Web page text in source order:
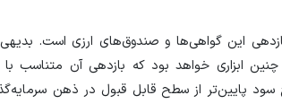
این گواهی‌ها و صندوق‌های ارزی است. بدیهی
ابزاری خواهد بود که بازدهی آن متناسب با
سود پایین‌تر از سطح قابل قبول در ذهن